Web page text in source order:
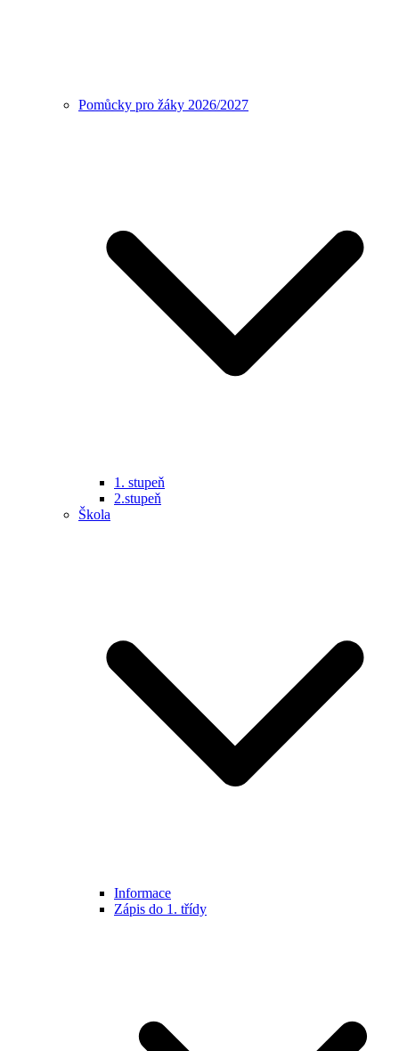
Pomůcky pro žáky 2026/2027
1. stupeň
2.stupeň
Škola
Informace
Zápis do 1. třídy